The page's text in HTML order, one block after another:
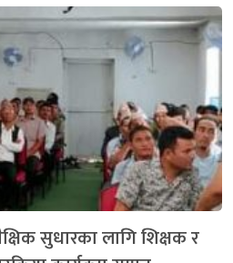
सुधारका लागि शिक्षक र